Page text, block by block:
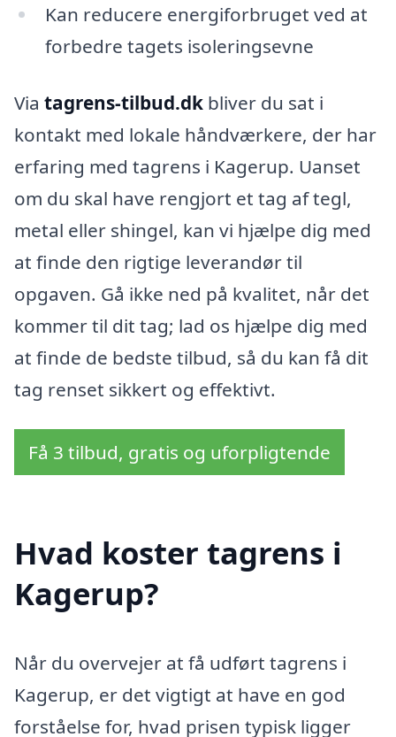
Kan reducere energiforbruget ved at
forbedre tagets isoleringsevne
Via tagrens-tilbud.dk bliver du sat i
kontakt med lokale håndværkere, der har
erfaring med tagrens i Kagerup. Uanset
om du skal have rengjort et tag af tegl,
metal eller shingel, kan vi hjælpe dig med
at finde den rigtige leverandør til
opgaven. Gå ikke ned på kvalitet, når det
kommer til dit tag; lad os hjælpe dig med
at finde de bedste tilbud, så du kan få dit
tag renset sikkert og effektivt.
Få 3 tilbud, gratis og uforpligtende
Hvad koster tagrens i
Kagerup?
Når du overvejer at få udført tagrens i
Kagerup, er det vigtigt at have en god
forståelse for, hvad prisen typisk ligger